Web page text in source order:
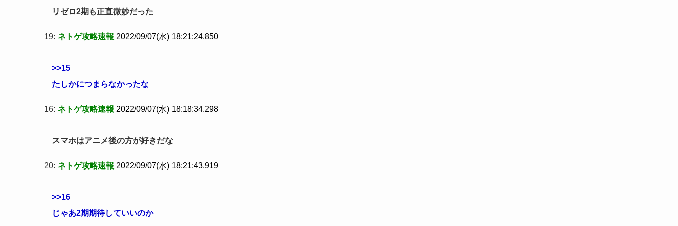
リゼロ2期も正直微妙だった
19: ネトゲ攻略速報 2022/09/07(水) 18:21:24.850
>>15
たしかにつまらなかったな
16: ネトゲ攻略速報 2022/09/07(水) 18:18:34.298
スマホはアニメ後の方が好きだな
20: ネトゲ攻略速報 2022/09/07(水) 18:21:43.919
>>16
じゃあ2期期待していいのか